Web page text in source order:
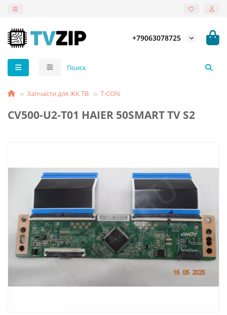
+79063078725
Запчасти для ЖК ТВ T-СON
CV500-U2-T01 HAIER 50SMART TV S2